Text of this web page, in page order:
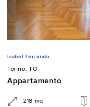
Isabel Ferrando
Torino, TO
Appartamento
218 mq